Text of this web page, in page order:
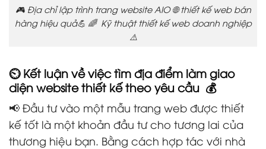
🎮 Địa chỉ lập trình trang website AIO 🌐 thiết kế web bán
hàng hiệu quả💪 🌈 Kỹ thuật thiết kế web doanh nghiệp
⚠️
⏲️ Kết luận về việc tìm địa điểm làm giao
diện website thiết kế theo yêu cầu 💰
📢 Đầu tư vào một mẫu trang web được thiết
kế tốt là một khoản đầu tư cho tương lai của
thương hiệu bạn. Bằng cách hợp tác với nhà